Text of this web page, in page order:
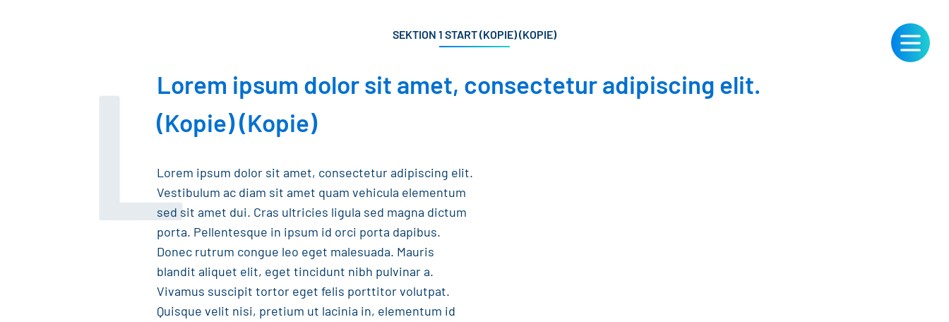
SEKTION 1 START (KOPIE) (KOPIE)
Lorem ipsum dolor sit amet, consectetur adipiscing elit.
(Kopie) (Kopie)
Lorem ipsum dolor sit amet, consectetur adipiscing elit.
Vestibulum ac diam sit amet quam vehicula elementum
sed sit amet dui. Cras ultricies ligula sed magna dictum
porta. Pellentesque in ipsum id orci porta dapibus.
Donec rutrum congue leo eget malesuada. Mauris
blandit aliquet elit, eget tincidunt nibh pulvinar a.
Vivamus suscipit tortor eget felis porttitor volutpat.
Quisque velit nisi, pretium ut lacinia in, elementum id
L